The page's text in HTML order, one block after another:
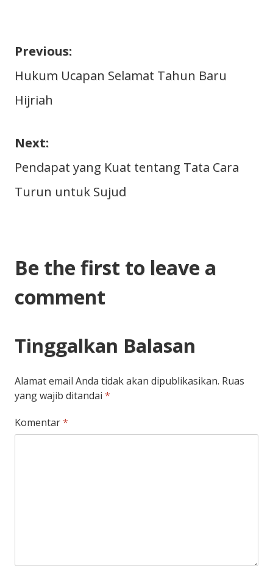
Navigasi
pos
Previous:
Hukum Ucapan Selamat Tahun Baru
Hijriah
Next:
Pendapat yang Kuat tentang Tata Cara
Turun untuk Sujud
Be the first to leave a
comment
Tinggalkan Balasan
Alamat email Anda tidak akan dipublikasikan. Ruas
yang wajib ditandai *
Komentar*